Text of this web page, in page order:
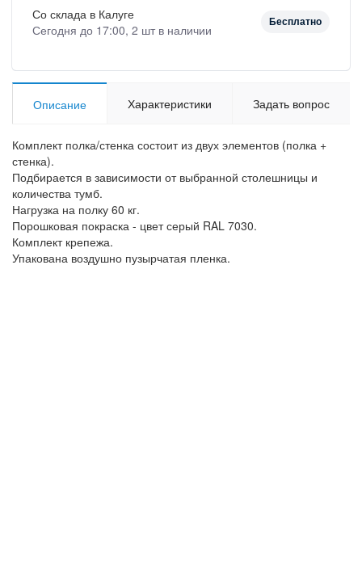
Со склада в Калуге
Сегодня до 17:00, 2 шт в наличии
Бесплатно
Описание Характеристики Задать вопрос
Комплект полка/стенка состоит из двух элементов (полка +
стенка).
Подбирается в зависимости от выбранной столешницы и
количества тумб.
Нагрузка на полку 60 кг.
Порошковая покраска - цвет серый RAL 7030.
Комплект крепежа.
Упакована воздушно пузырчатая пленка.